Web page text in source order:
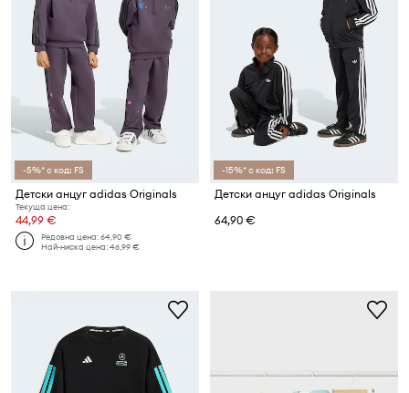
-5%* с код: FS
Детски анцуг adidas Originals
Текуща цена:
44,99 €
Редовна цена:64,90 €
Най-ниска цена:46,99 €
-15%* с код: FS
Детски анцуг adidas Originals
64,90 €